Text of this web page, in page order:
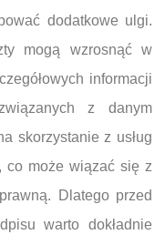
dodatkowe ulgi.
mogą wzrosnąć w
informacji
z danym
skorzystanie z usług
co może wiązać się z
Dlatego przed
warto dokładnie